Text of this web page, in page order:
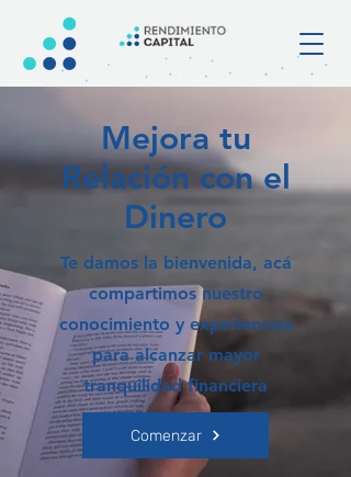
Mejora tu
Relación con el
Dinero
Te damos la bienvenida, acá
compartimos nuestro
conocimiento y experiencias
para alcanzar mayor
tranquilidad financiera
Comenzar